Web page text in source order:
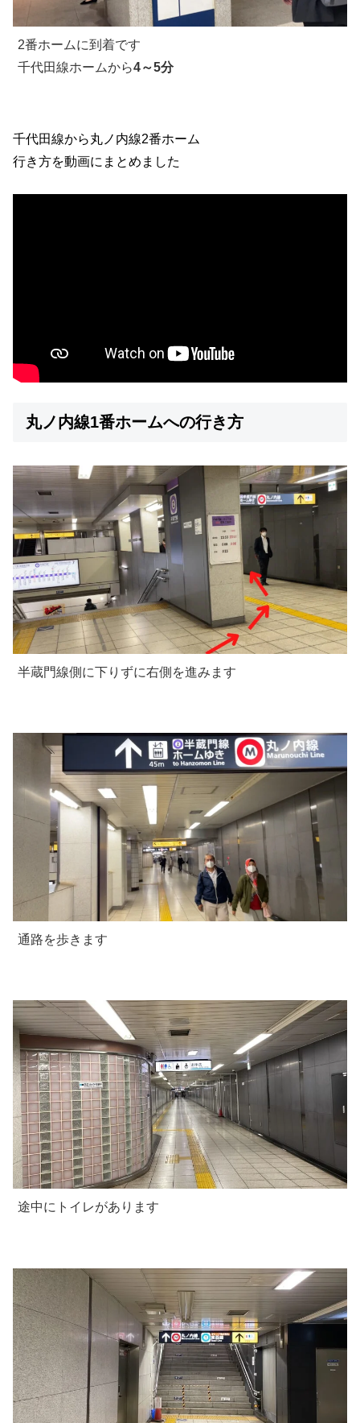
2番ホームに到着です
千代田線ホームから4～5分
千代田線から丸ノ内線2番ホーム
行き方を動画にまとめました
丸ノ内線1番ホームへの行き方
半蔵門線側に下りずに右側を進みます
通路を歩きます
途中にトイレがあります